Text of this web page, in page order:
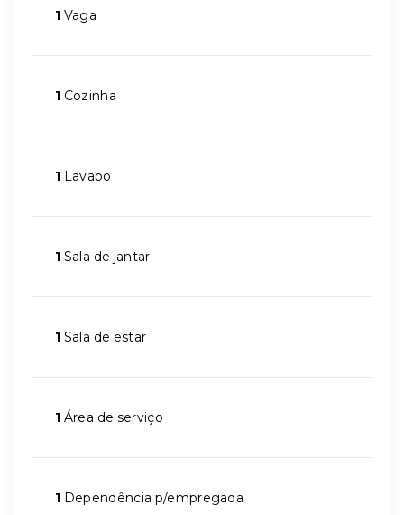
1 Vaga
1 Cozinha
1 Lavabo
1 Sala de jantar
1 Sala de estar
1 Área de serviço
1 Dependência p/empregada